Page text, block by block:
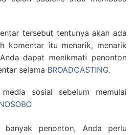
tersebut tentunya akan ada
komentar itu menarik, menarik
dapat menikmati penonton
selama BROADCASTING.
sosial sebelum memulai
penonton, Anda perlu